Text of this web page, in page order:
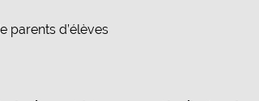
parents d’élèves